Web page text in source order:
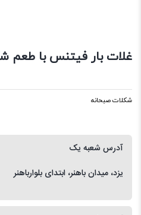
غلات بار فیتنس با طعم
شکلات صبحانه
آدرس شعبه یک
یزد، میدان باهنر، ابتدای بلوارباهنر